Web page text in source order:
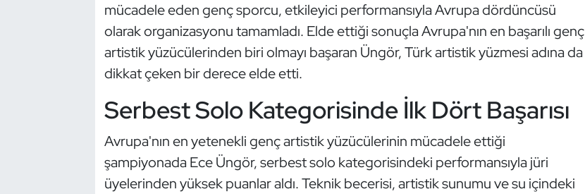
mücadele eden genç sporcu, etkileyici performansıyla Avrupa dördüncüsü
olarak organizasyonu tamamladı. Elde ettiği sonuçla Avrupa'nın en başarılı genç
artistik yüzücülerinden biri olmayı başaran Üngör, Türk artistik yüzmesi adına da
dikkat çeken bir derece elde etti.
Serbest Solo Kategorisinde İlk Dört Başarısı
Avrupa'nın en yetenekli genç artistik yüzücülerinin mücadele ettiği
şampiyonada Ece Üngör, serbest solo kategorisindeki performansıyla jüri
üyelerinden yüksek puanlar aldı. Teknik becerisi, artistik sunumu ve su içindeki
Hava Sporları